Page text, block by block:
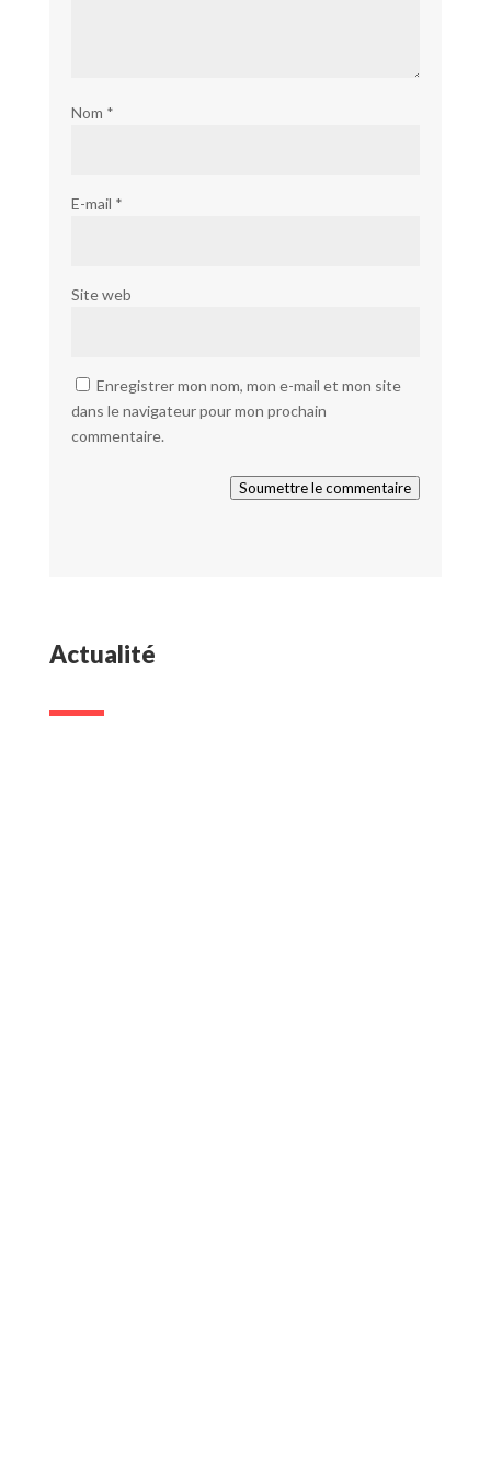
Nom *
E-mail *
Site web
Enregistrer mon nom, mon e-mail et mon site
dans le navigateur pour mon prochain
commentaire.
Soumettre le commentaire
Actualité